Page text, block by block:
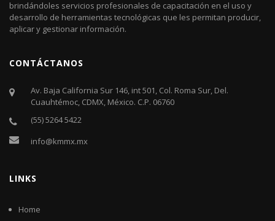
brindándoles servicios profesionales de capacitación en el uso y
desarrollo de herramientas tecnológicas que les permitan producir,
aplicar y gestionar información.
CONTÁCTANOS
Av. Baja California Sur 146, int 501, Col. Roma Sur, Del.
Cuauhtémoc, CDMX, México. C.P. 06760​
(55) 5264 5422
info@kmmx.mx
LINKS
Home